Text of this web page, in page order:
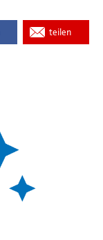
teilen